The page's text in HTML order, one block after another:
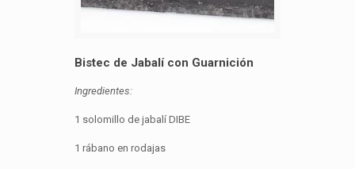
Bistec de Jabalí con Guarnición
Ingredientes:
1 solomillo de jabalí DIBE
1 rábano en rodajas